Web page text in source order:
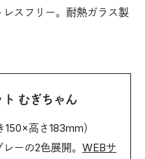
スフリー。耐熱ガラス製
むぎちゃん
高さ183mm）
ーの2色展開。 WEBサ